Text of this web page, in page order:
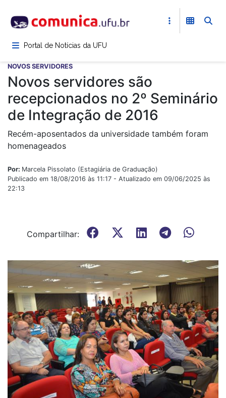
para
conteúdoPortal de Notícias da UFU
NOVOS SERVIDORES
Novos servidores são
recepcionados no 2º Seminário
de Integração de 2016
Recém-aposentados da universidade também foram
homenageados
Por: Marcela Pissolato (Estagiária de Graduação)
Publicado em 18/08/2016 às 11:17 - Atualizado em 09/06/2025 às
22:13
Compartilhar: